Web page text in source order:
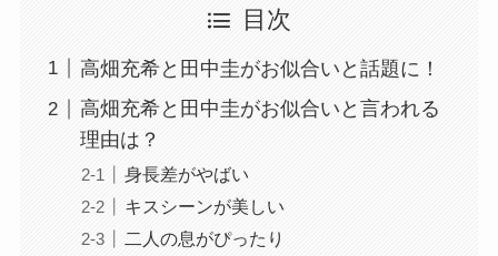
目次
高畑充希と田中圭がお似合いと話題に！
高畑充希と田中圭がお似合いと言われる
理由は？
身長差がやばい
キスシーンが美しい
二人の息がぴったり